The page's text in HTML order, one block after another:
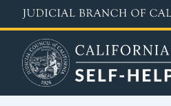
to
content